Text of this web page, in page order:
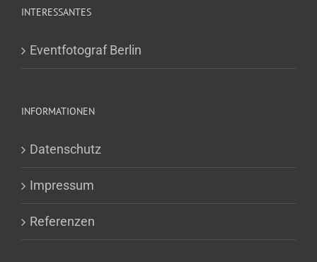
INTERESSANTES
Eventfotograf Berlin
INFORMATIONEN
Datenschutz
Impressum
Referenzen